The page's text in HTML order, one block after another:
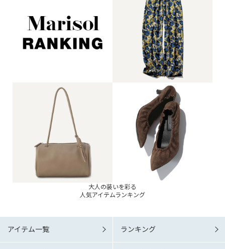
大人の装いを彩る
人気アイテムランキング
アイテム一覧 ランキング